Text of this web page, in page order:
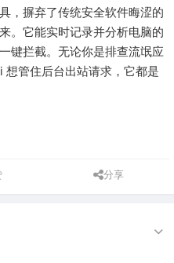
，摒弃了传统安全软件晦涩的
。它能实时记录并分析电脑的
键拦截。无论你是排查流氓应
管住后台出站请求，它都是
分享